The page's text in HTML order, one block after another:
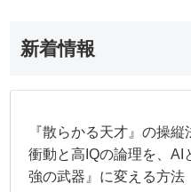
新着情報
『散らかる天才』の操
衝動と高IQの論理を、AI
強の武器』に変える方法